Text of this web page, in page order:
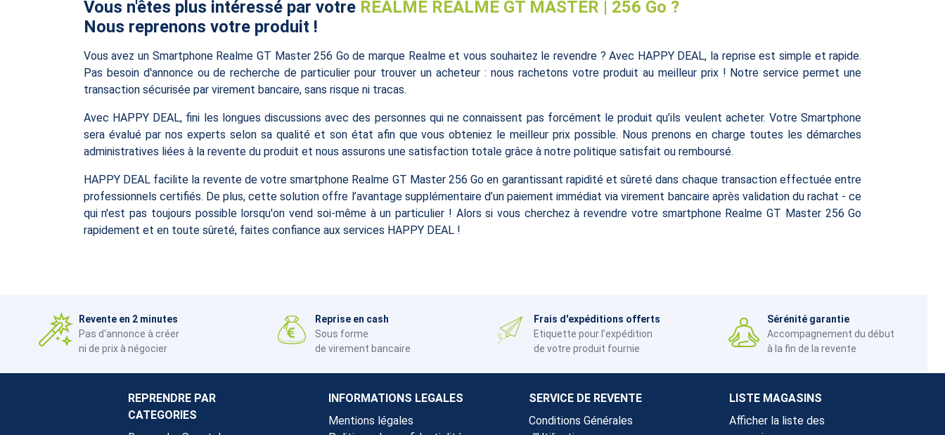
Vous n'êtes plus intéressé par votre REALME REALME GT MASTER | 256 Go ?
Nous reprenons votre produit !
Vous avez un Smartphone Realme GT Master 256 Go de marque Realme et vous souhaitez le revendre ? Avec HAPPY DEAL, la reprise est simple et rapide.
Pas besoin d'annonce ou de recherche de particulier pour trouver un acheteur : nous rachetons votre produit au meilleur prix ! Notre service permet une
transaction sécurisée par virement bancaire, sans risque ni tracas.
Avec HAPPY DEAL, fini les longues discussions avec des personnes qui ne connaissent pas forcément le produit qu’ils veulent acheter. Votre Smartphone
sera évalué par nos experts selon sa qualité et son état afin que vous obteniez le meilleur prix possible. Nous prenons en charge toutes les démarches
administratives liées à la revente du produit et nous assurons une satisfaction totale grâce à notre politique satisfait ou remboursé.
HAPPY DEAL facilite la revente de votre smartphone Realme GT Master 256 Go en garantissant rapidité et sûreté dans chaque transaction effectuée entre
professionnels certifiés. De plus, cette solution offre l’avantage supplémentaire d’un paiement immédiat via virement bancaire après validation du rachat - ce
qui n'est pas toujours possible lorsqu'on vend soi-même à un particulier ! Alors si vous cherchez à revendre votre smartphone Realme GT Master 256 Go
rapidement et en toute sûreté, faites confiance aux services HAPPY DEAL !
Revente en 2 minutes
Pas d'annonce à créer
ni de prix à négocier
Reprise en cash
Sous forme
de virement bancaire
Frais d'expéditions offerts
Etiquette pour l’expédition
de votre produit fournie
Sérénité garantie
Accompagnement du début
à la fin de la revente
REPRENDRE PAR
CATEGORIES
INFORMATIONS LEGALES
Mentions légales
SERVICE DE REVENTE
Conditions Générales
LISTE MAGASINS
Afficher la liste des